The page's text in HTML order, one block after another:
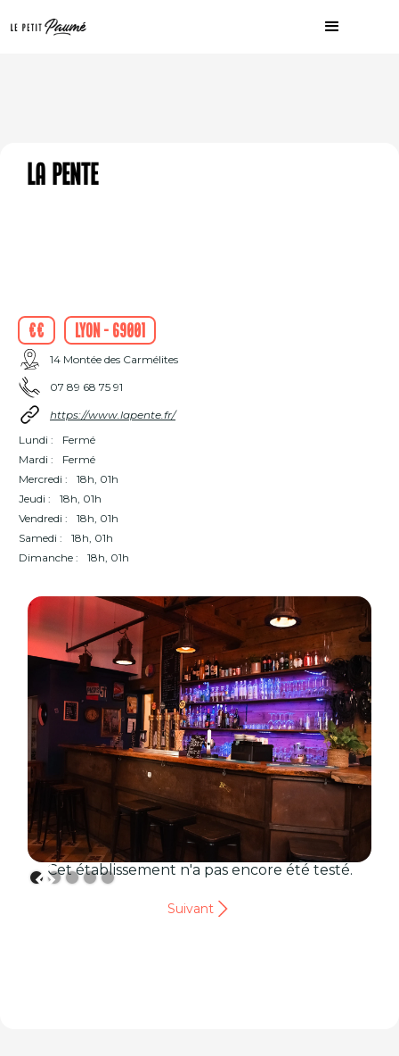
La Pente
€€ Lyon - 69001
14 Montée des Carmélites
07 89 68 75 91
https://www.lapente.fr/
Lundi :
Fermé
Mardi :
Fermé
Mercredi :
18h, 01h
Jeudi :
18h, 01h
Vendredi :
18h, 01h
Samedi :
18h, 01h
Dimanche :
18h, 01h
Cet établissement n'a pas encore été testé.
Suivant